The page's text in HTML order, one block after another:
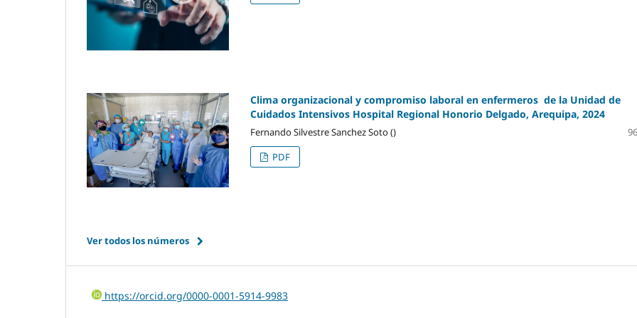
Clima organizacional y compromiso laboral en enfermeros de la Unidad de
Cuidados Intensivos Hospital Regional Honorio Delgado, Arequipa, 2024
Fernando Silvestre Sanchez Soto ()
PDF
Ver todos los números
https://orcid.org/0000-0001-5914-9983